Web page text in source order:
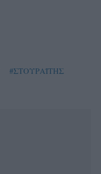
#ΣΤΟΥΡΑΪΤΗΣ